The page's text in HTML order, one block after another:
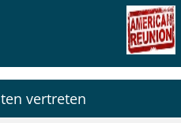
vertreten